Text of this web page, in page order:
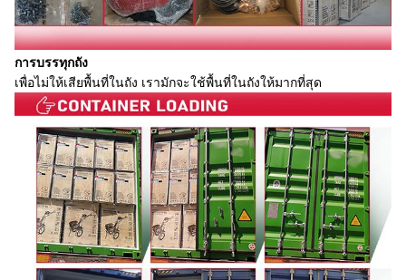
การบรรทุกถัง
เพื่อไม่ให้เสียพื้นที่ในถัง เรามักจะใช้พื้นที่ในถังให้มากที่สุด